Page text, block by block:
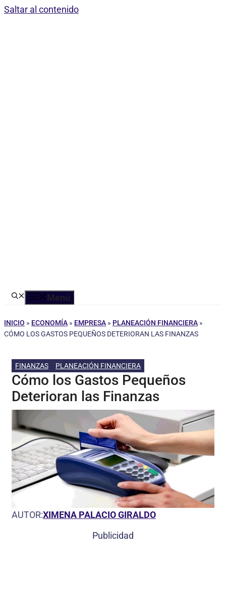
Saltar al contenido
Menú
INICIO » ECONOMÍA » EMPRESA » PLANEACIÓN FINANCIERA »
CÓMO LOS GASTOS PEQUEÑOS DETERIORAN LAS FINANZAS
FINANZAS PLANEACIÓN FINANCIERA
Cómo los Gastos Pequeños
Deterioran las Finanzas
AUTOR:XIMENA PALACIO GIRALDO
Publicidad